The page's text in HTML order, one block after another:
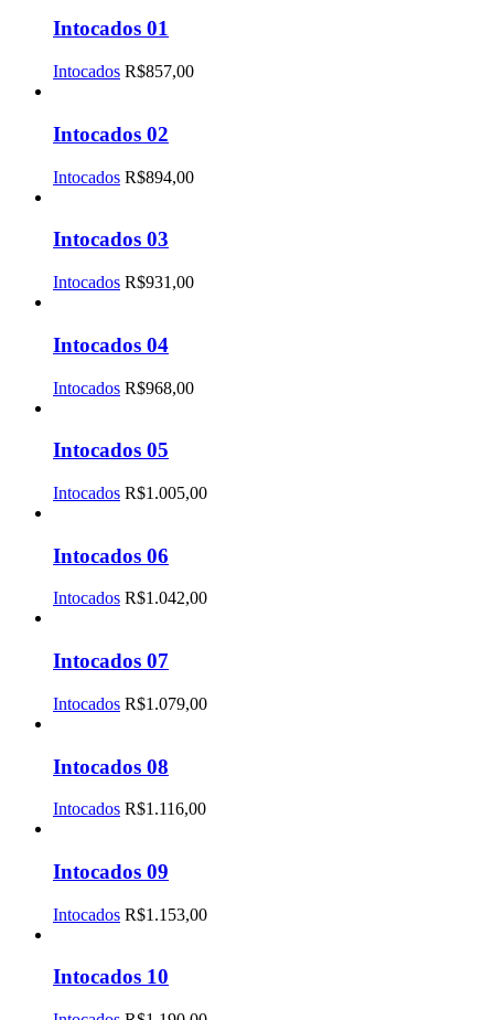
Intocados 01
Intocados R$857,00
Intocados 02
Intocados R$894,00
Intocados 03
Intocados R$931,00
Intocados 04
Intocados R$968,00
Intocados 05
Intocados R$1.005,00
Intocados 06
Intocados R$1.042,00
Intocados 07
Intocados R$1.079,00
Intocados 08
Intocados R$1.116,00
Intocados 09
Intocados R$1.153,00
Intocados 10